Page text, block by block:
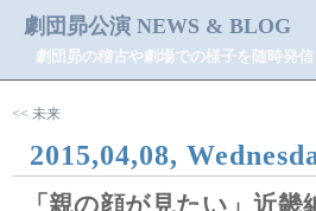
劇団昴公演 NEWS & BLOG
劇団昴の稽古や劇場での様子を随時発信
<< 未来
2015,04,08,
「親の顔が見たい」近